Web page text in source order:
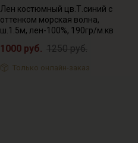
Лен костюмный цв.Т.синий с
оттенком морская волна,
ш.1.5м, лен-100%, 190гр/м.кв
1000 руб. 1250 руб.
Только онлайн-заказ